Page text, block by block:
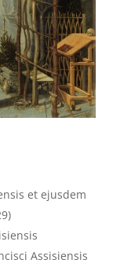
et ejusdem
Assisiensis